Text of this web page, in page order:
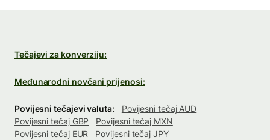
Tečajevi za konverziju:
Međunarodni novčani prijenosi:
Povijesni tečajevi valuta:
Povijesni tečaj AUD
Povijesni tečaj GBP
Povijesni tečaj MXN
Povijesni tečaj EUR
Povijesni tečaj JPY